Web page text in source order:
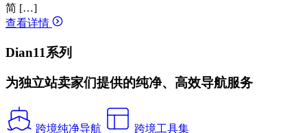
简 […]
查看详情
Dian11系列
为独立站卖家们提供的纯净、高效导航服务
跨境纯净导航 跨境工具集